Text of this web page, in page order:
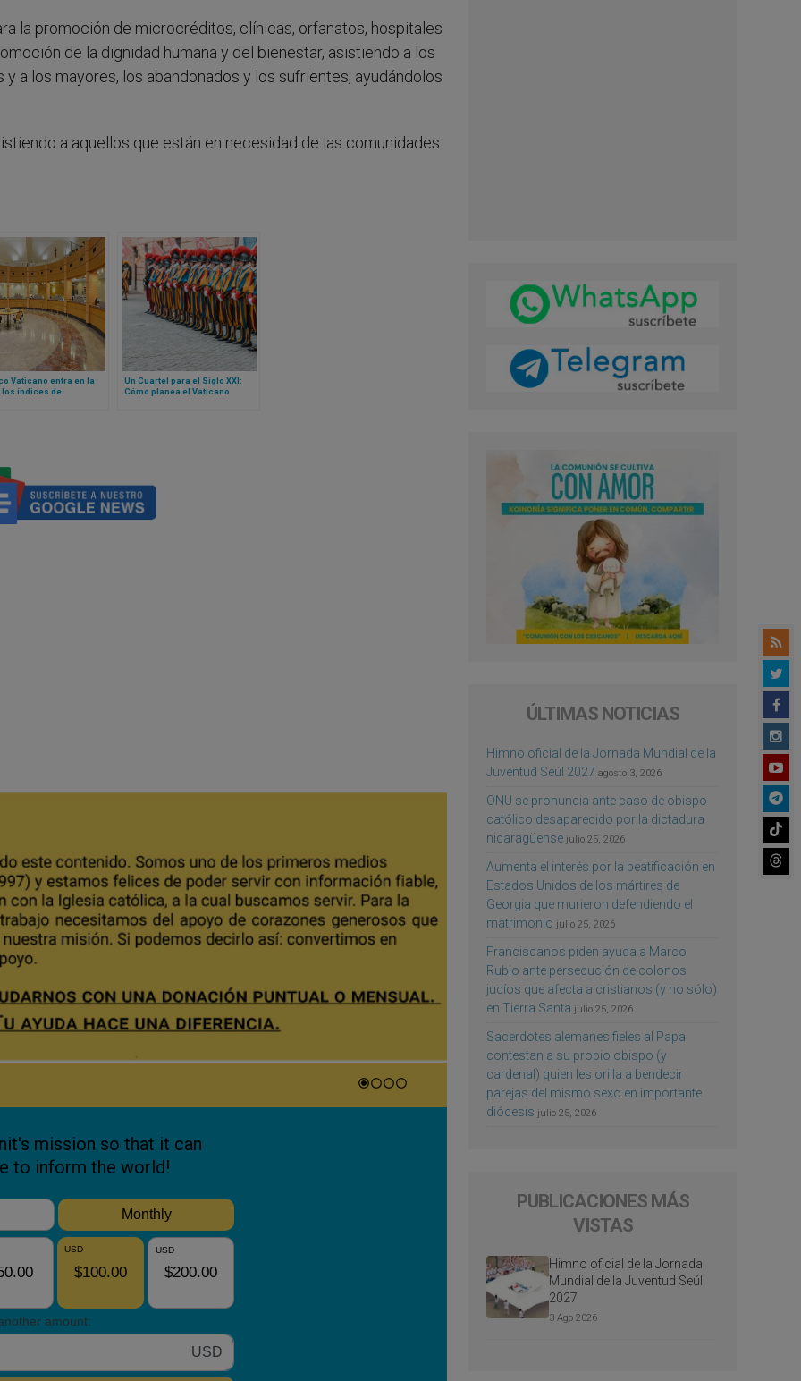
la promoción de microcréditos, clínicas, orfanatos, hospitales
de la dignidad humana y del bienestar, asistiendo a los
a los mayores, los abandonados y los sufrientes, ayudándolos
a aquellos que están en necesidad de las comunidades
Vaticano entra en la
los índices de
Un Cuartel para el Siglo XXI:
Cómo planea el Vaticano
ÚLTIMAS NOTICIAS
Himno oficial de la Jornada Mundial de la
Juventud Seúl 2027 agosto 3, 2026
ONU se pronuncia ante caso de obispo
católico desaparecido por la dictadura
nicaragüense julio 25, 2026
Aumenta el interés por la beatificación en
Estados Unidos de los mártires de
Georgia que murieron defendiendo el
matrimonio julio 25, 2026
Franciscanos piden ayuda a Marco
Rubio ante persecución de colonos
judíos que afecta a cristianos (y no sólo)
en Tierra Santa julio 25, 2026
Sacerdotes alemanes fieles al Papa
contestan a su propio obispo (y
cardenal) quien les orilla a bendecir
parejas del mismo sexo en importante
diócesis julio 25, 2026
PUBLICACIONES MÁS
VISTAS
Himno oficial de la Jornada
Mundial de la Juventud Seúl
2027
3 Ago 2026